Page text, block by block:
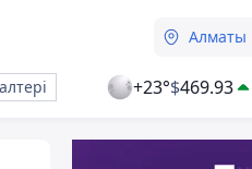
Алматы
+23°$469.93